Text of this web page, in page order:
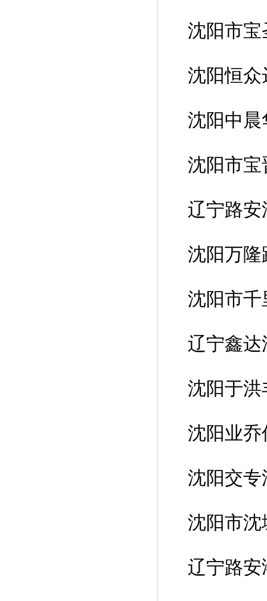
沈阳市
沈阳恒
沈阳中
沈阳市
辽宁路
沈阳万
沈阳市
辽宁鑫
沈阳于
沈阳业
沈阳交
沈阳市
辽宁路